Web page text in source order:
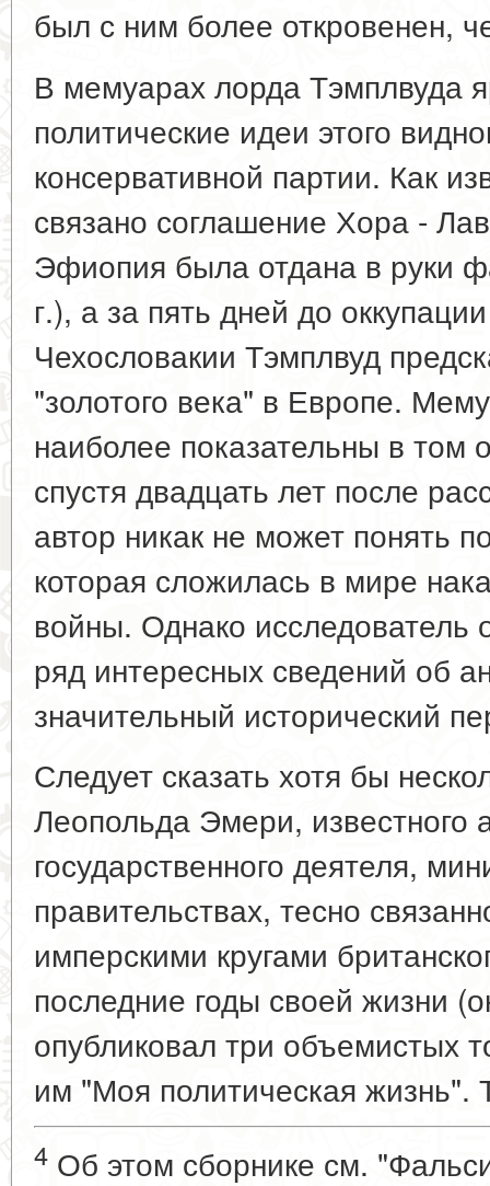
был с ним более откровенен,
В мемуарах лорда Тэмплвуда
политические идеи этого
консервативной партии. Как
связано соглашение Хора -
Эфиопия была отдана в руки
г.), а за пять дней до
Чехословакии Тэмплвуд
"золотого века" в Европе.
наиболее показательны в том
спустя двадцать лет после
автор никак не может понять
которая сложилась в мире
войны. Однако исследователь
ряд интересных сведений об
значительный исторический
Следует сказать хотя бы
Леопольда Эмери, известного
государственного деятеля,
правительствах, тесно
имперскими кругами
последние годы своей жизни
опубликовал три объемистых
им "Моя политическая жизнь".
4 Об этом сборнике см.